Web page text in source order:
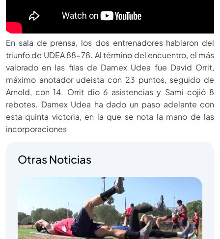
En sala de prensa, los dos entrenadores hablaron del
triunfo de UDEA 88-78. Al término del encuentro, el más
valorado en las filas de Damex Udea fue David Orrit,
máximo anotador udeista con 23 puntos, seguido de
Arnold, con 14. Orrit dio 6 asistencias y Sami cojió 8
rebotes. Damex Udea ha dado un paso adelante con
esta quinta victoria, en la que se nota la mano de las
incorporaciones
Otras Noticias